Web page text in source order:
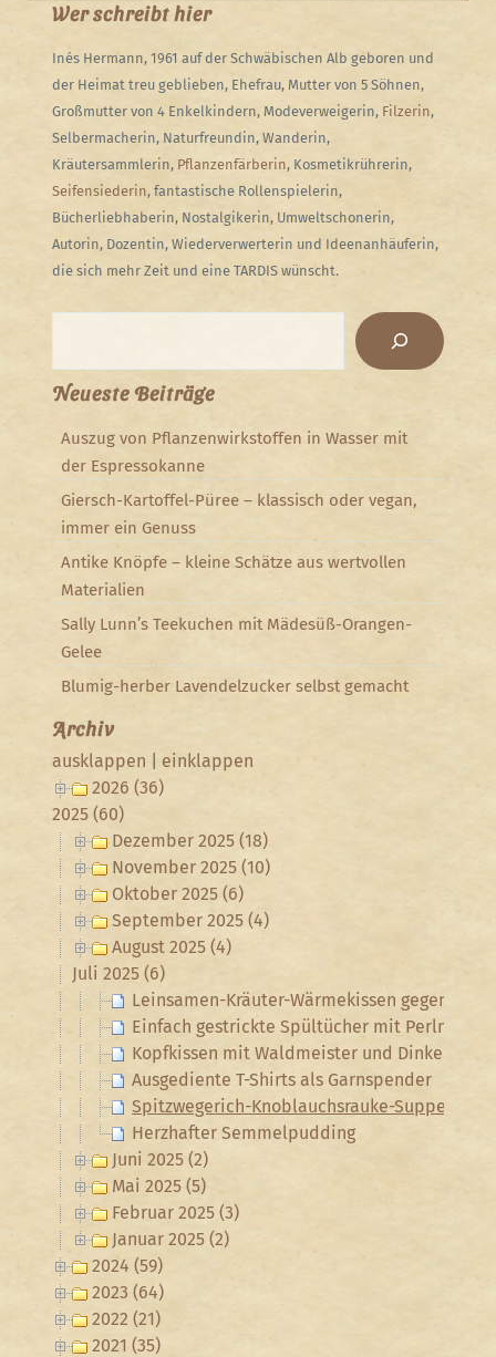
Wer schreibt hier
Inés Hermann, 1961 auf der Schwäbischen Alb geboren und
der Heimat treu geblieben, Ehefrau, Mutter von 5 Söhnen,
Großmutter von 4 Enkelkindern, Modeverweigerin, Filzerin,
Selbermacherin, Naturfreundin, Wanderin,
Kräutersammlerin, Pflanzenfärberin, Kosmetikrührerin,
Seifensiederin, fantastische Rollenspielerin,
Bücherliebhaberin, Nostalgikerin, Umweltschonerin,
Autorin, Dozentin, Wiederverwerterin und Ideenanhäuferin,
die sich mehr Zeit und eine TARDIS wünscht.
Neueste Beiträge
Auszug von Pflanzenwirkstoffen in Wasser mit
der Espressokanne
Giersch-Kartoffel-Püree – klassisch oder vegan,
immer ein Genuss
Antike Knöpfe – kleine Schätze aus wertvollen
Materialien
Sally Lunn’s Teekuchen mit Mädesüß-Orangen-
Gelee
Blumig-herber Lavendelzucker selbst gemacht
Archiv
ausklappen
einklappen
2026 (36)
2025 (60)
Dezember 2025 (18)
November 2025 (10)
Oktober 2025 (6)
September 2025 (4)
August 2025 (4)
Juli 2025 (6)
Leinsamen-Kräuter-Wärmekissen gegen
Einfach gestrickte Spültücher mit Perlmuster
Kopfkissen mit Waldmeister und Dinkelspelz
Ausgediente T-Shirts als Garnspender
Spitzwegerich-Knoblauchsrauke-Suppe
Herzhafter Semmelpudding
Juni 2025 (2)
Mai 2025 (5)
Februar 2025 (3)
Januar 2025 (2)
2024 (59)
2023 (64)
2022 (21)
2021 (35)